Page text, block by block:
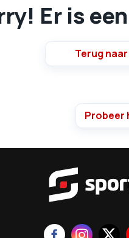
Er is
Terug
Probeer